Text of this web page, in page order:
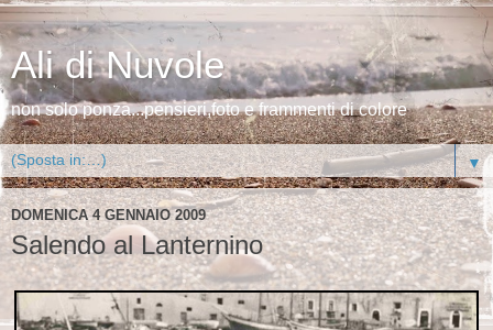
Ali di Nuvole
non solo ponza...pensieri,foto e frammenti di colore
▼
DOMENICA 4 GENNAIO 2009
Salendo al Lanternino